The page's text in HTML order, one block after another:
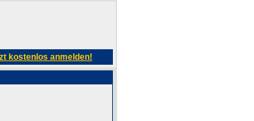
kostenlos anmelden!